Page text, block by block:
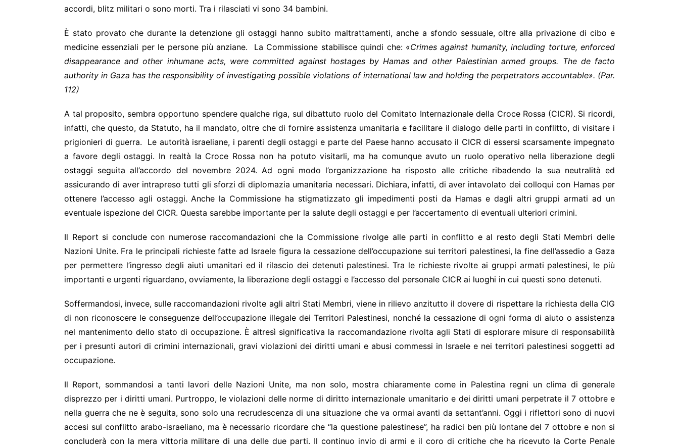
accordi, blitz militari o sono morti. Tra i rilasciati vi sono 34 bambini.
È stato provato che durante la detenzione gli ostaggi hanno subito maltrattamenti, anche a sfondo sessuale, oltre alla privazione di cibo e
medicine essenziali per le persone più anziane. La Commissione stabilisce quindi che: «Crimes against humanity, including torture, enforced
disappearance and other inhumane acts, were committed against hostages by Hamas and other Palestinian armed groups. The de facto
authority in Gaza has the responsibility of investigating possible violations of international law and holding the perpetrators accountable». (Par.
112)
A tal proposito, sembra opportuno spendere qualche riga, sul dibattuto ruolo del Comitato Internazionale della Croce Rossa (CICR). Si ricordi,
infatti, che questo, da Statuto, ha il mandato, oltre che di fornire assistenza umanitaria e facilitare il dialogo delle parti in conflitto, di visitare i
prigionieri di guerra. Le autorità israeliane, i parenti degli ostaggi e parte del Paese hanno accusato il CICR di essersi scarsamente impegnato
a favore degli ostaggi. In realtà la Croce Rossa non ha potuto visitarli, ma ha comunque avuto un ruolo operativo nella liberazione degli
ostaggi seguita all’accordo del novembre 2024. Ad ogni modo l’organizzazione ha risposto alle critiche ribadendo la sua neutralità ed
assicurando di aver intrapreso tutti gli sforzi di diplomazia umanitaria necessari. Dichiara, infatti, di aver intavolato dei colloqui con Hamas per
ottenere l’accesso agli ostaggi. Anche la Commissione ha stigmatizzato gli impedimenti posti da Hamas e dagli altri gruppi armati ad un
eventuale ispezione del CICR. Questa sarebbe importante per la salute degli ostaggi e per l’accertamento di eventuali ulteriori crimini.
Il Report si conclude con numerose raccomandazioni che la Commissione rivolge alle parti in conflitto e al resto degli Stati Membri delle
Nazioni Unite. Fra le principali richieste fatte ad Israele figura la cessazione dell’occupazione sui territori palestinesi, la fine dell’assedio a Gaza
per permettere l’ingresso degli aiuti umanitari ed il rilascio dei detenuti palestinesi. Tra le richieste rivolte ai gruppi armati palestinesi, le più
importanti e urgenti riguardano, ovviamente, la liberazione degli ostaggi e l’accesso del personale CICR ai luoghi in cui questi sono detenuti.
Soffermandosi, invece, sulle raccomandazioni rivolte agli altri Stati Membri, viene in rilievo anzitutto il dovere di rispettare la richiesta della CIG
di non riconoscere le conseguenze dell’occupazione illegale dei Territori Palestinesi, nonché la cessazione di ogni forma di aiuto o assistenza
nel mantenimento dello stato di occupazione. È altresì significativa la raccomandazione rivolta agli Stati di esplorare misure di responsabilità
per i presunti autori di crimini internazionali, gravi violazioni dei diritti umani e abusi commessi in Israele e nei territori palestinesi soggetti ad
occupazione.
Il Report, sommandosi a tanti lavori delle Nazioni Unite, ma non solo, mostra chiaramente come in Palestina regni un clima di generale
disprezzo per i diritti umani. Purtroppo, le violazioni delle norme di diritto internazionale umanitario e dei diritti umani perpetrate il 7 ottobre e
nella guerra che ne è seguita, sono solo una recrudescenza di una situazione che va ormai avanti da settant’anni. Oggi i riflettori sono di nuovi
accesi sul conflitto arabo-israeliano, ma è necessario ricordare che “la questione palestinese”, ha radici ben più lontane del 7 ottobre e non si
concluderà con la mera vittoria militare di una delle due parti. Il continuo invio di armi e il coro di critiche che ha ricevuto la Corte Penale